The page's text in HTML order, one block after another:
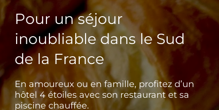
Pour un séjour
inoubliable dans le Sud
de la France
En amoureux ou en famille, profitez d’un
hôtel 4 étoiles avec son restaurant et sa
piscine chauffée.